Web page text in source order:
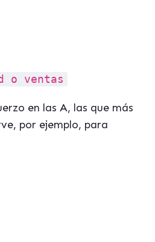
o ventas
en las A, las que más
por ejemplo, para